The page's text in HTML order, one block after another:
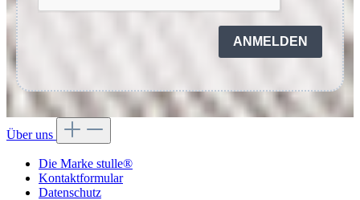
ANMELDEN
Über uns
Die Marke stulle®
Kontaktformular
Datenschutz